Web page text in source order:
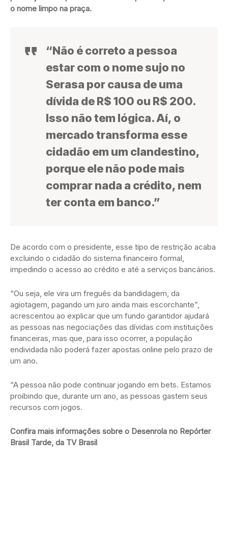
o nome limpo na praça.
“Não é correto a pessoa
estar com o nome sujo no
Serasa por causa de uma
dívida de R$ 100 ou R$ 200.
Isso não tem lógica. Aí, o
mercado transforma esse
cidadão em um clandestino,
porque ele não pode mais
comprar nada a crédito, nem
ter conta em banco.”
De acordo com o presidente, esse tipo de restrição acaba
excluindo o cidadão do sistema financeiro formal,
impedindo o acesso ao crédito e até a serviços bancários.
“Ou seja, ele vira um freguês da bandidagem, da
agiotagem, pagando um juro ainda mais escorchante”,
acrescentou ao explicar que um fundo garantidor ajudará
as pessoas nas negociações das dívidas com instituições
financeiras, mas que, para isso ocorrer, a população
endividada não poderá fazer apostas online pelo prazo de
um ano.
“A pessoa não pode continuar jogando em bets. Estamos
proibindo que, durante um ano, as pessoas gastem seus
recursos com jogos.
Confira mais informações sobre o Desenrola no Repórter
Brasil Tarde, da TV Brasil